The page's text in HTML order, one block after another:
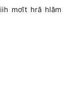
mơĭt hră hlăm